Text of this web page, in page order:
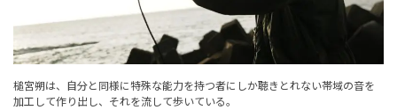
槌宮朔は、自分と同様に特殊な能力を持つ者にしか聴きとれない帯域の音を
加工して作り出し、それを流して歩いている。